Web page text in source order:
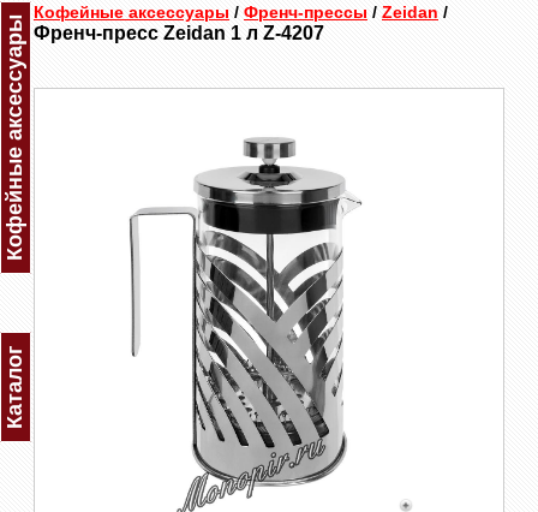
Кофейные аксессуары
Каталог
Кофейные аксессуары / Френч-прессы / Zeidan /
Френч-пресс Zeidan 1 л Z-4207